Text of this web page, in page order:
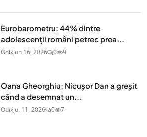
Eurobarometru: 44% dintre
adolescenţii români petrec prea...
OdixJun 16, 2026 0 9
Oana Gheorghiu: Nicușor Dan a greșit
când a desemnat un...
OdixJul 11, 2026 0 7